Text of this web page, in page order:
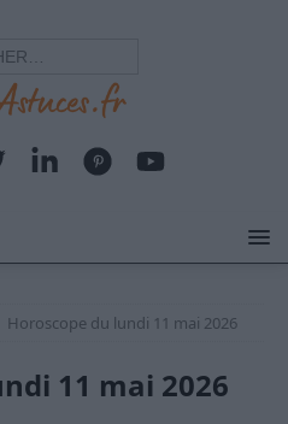
Horoscope du lundi 11 mai 2026
11 mai 2026